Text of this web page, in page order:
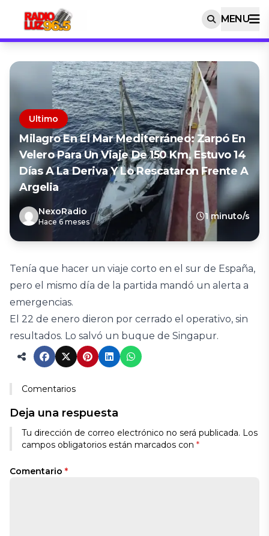
MENU
Ultimo
Milagro En El Mar Mediterráneo: Zarpó En
Velero Para Un Viaje De 150 Km, Estuvo 14
Días A La Deriva Y Lo Rescataron Frente A
Argelia
NexoRadio
Hace 6 meses
1 minuto/s
Tenía que hacer un viaje corto en el sur de España,
pero el mismo día de la partida mandó un alerta a
emergencias.
El 22 de enero dieron por cerrado el operativo, sin
resultados. Lo salvó un buque de Singapur.
Comentarios
Deja una respuesta
Tu dirección de correo electrónico no será publicada. Los
campos obligatorios están marcados con *
Comentario *